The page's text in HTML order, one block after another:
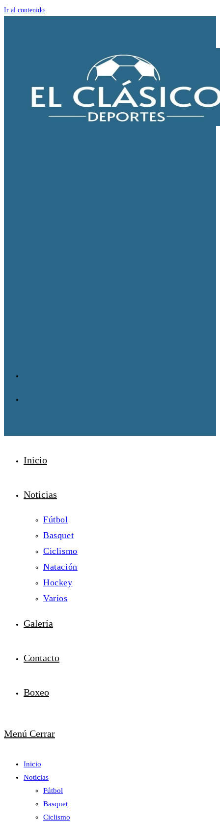
Ir al contenido
Inicio
Noticias
Fútbol
Basquet
Ciclismo
Natación
Hockey
Varios
Galería
Contacto
Boxeo
Menú Cerrar
Inicio
Noticias
Fútbol
Basquet
Ciclismo